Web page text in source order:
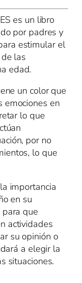
es un libro
por padres y
estimular el
las
edad.
un color que
emociones en
lo que
por no
lo que
importancia
en su
que
actividades
su opinión o
a elegir la
situaciones.